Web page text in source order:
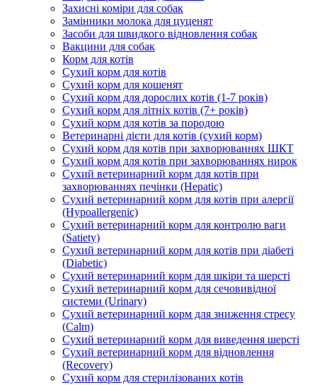
Захисні коміри для собак
Замінники молока для цуценят
Засоби для швидкого відновлення собак
Вакцини для собак
Корм для котів
Сухий корм для котів
Сухий корм для кошенят
Сухий корм для дорослих котів (1-7 років)
Сухий корм для літніх котів (7+ років)
Сухий корм для котів за породою
Ветеринарні дієти для котів (сухий корм)
Сухий корм для котів при захворюваннях ШКТ
Сухий корм для котів при захворюваннях нирок
Сухий ветеринарний корм для котів при
захворюваннях печінки (Hepatic)
Сухий ветеринарний корм для котів при алергії
(Hypoallergenic)
Сухий ветеринарний корм для контролю ваги
(Satiety)
Сухий ветеринарний корм для котів при діабеті
(Diabetic)
Сухий ветеринарний корм для шкіри та шерсті
Сухий ветеринарний корм для сечовивідної
системи (Urinary)
Сухий ветеринарний корм для зниження стресу
(Calm)
Сухий ветеринарний корм для виведення шерсті
Сухий ветеринарний корм для відновлення
(Recovery)
Сухий корм для стерилізованих котів